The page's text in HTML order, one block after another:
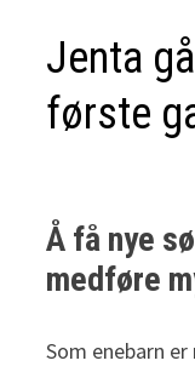
Jenta
første
Å få nye
medføre
Som enebarn